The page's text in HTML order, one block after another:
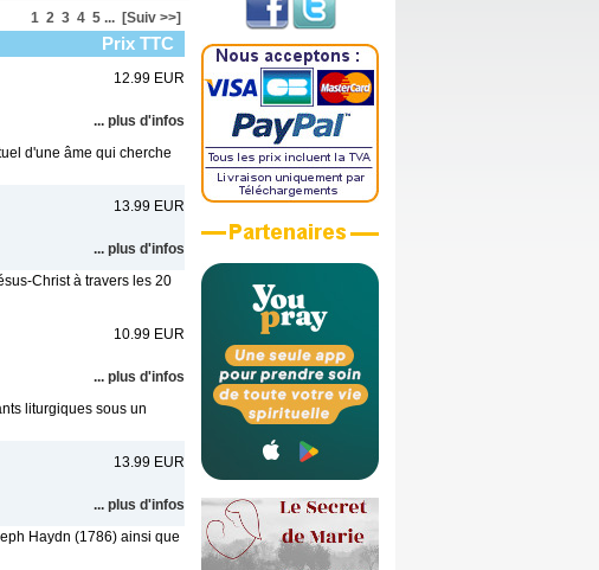
1 2 3 4 5 ... [Suiv >>]
Prix TTC
12.99 EUR
... plus d'infos
d'une âme qui cherche
13.99 EUR
... plus d'infos
Christ à travers les 20
10.99 EUR
... plus d'infos
liturgiques sous un
13.99 EUR
... plus d'infos
Haydn (1786) ainsi que